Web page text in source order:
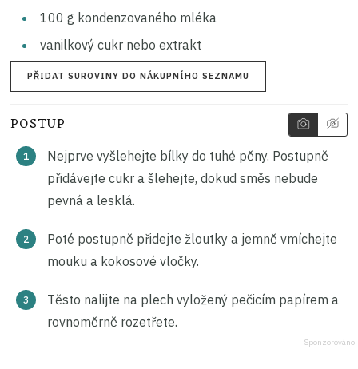
100 g kondenzovaného mléka
vanilkový cukr nebo extrakt
PŘIDAT SUROVINY DO NÁKUPNÍHO SEZNAMU
POSTUP
Nejprve vyšlehejte bílky do tuhé pěny. Postupně
přidávejte cukr a šlehejte, dokud směs nebude
pevná a lesklá.
Poté postupně přidejte žloutky a jemně vmíchejte
mouku a kokosové vločky.
Těsto nalijte na plech vyložený pečicím papírem a
rovnoměrně rozetřete.